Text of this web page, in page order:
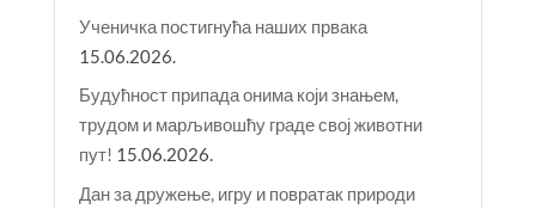
Ученичка постигнућа наших првака
15.06.2026.
Будућност припада онима који знањем,
трудом и марљивошћу граде свој животни
пут! 15.06.2026.
Дан за дружење, игру и повратак природи